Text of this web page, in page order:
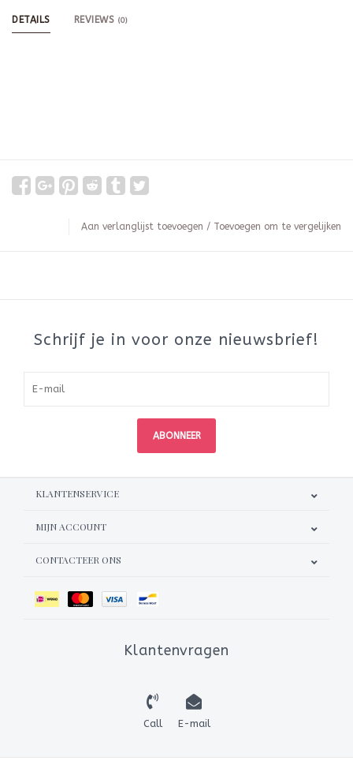
DETAILS REVIEWS (0)
Aan verlanglijst toevoegen / Toevoegen om te vergelijken
Schrijf je in voor onze nieuwsbrief!
ABONNEER
KLANTENSERVICE
MIJN ACCOUNT
CONTACTEER ONS
Klantenvragen
Call E-mail